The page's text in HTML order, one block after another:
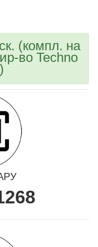
(компл. на
во Techno